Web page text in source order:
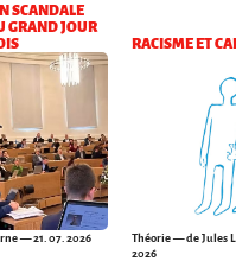
SCANDALE
GRAND JOUR
— 21. 07. 2026
RACISME ET
Théorie— de Jules
2026